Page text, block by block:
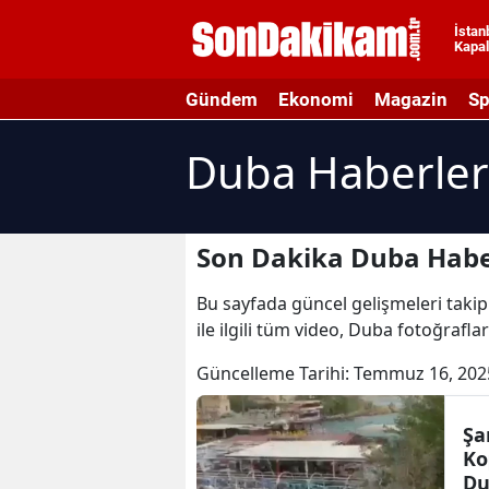
Gündem Ekonomi Magazin
Duba
Son Dakika Duba
Bu sayfada güncel gelişmeleri
ile ilgili tüm video, Duba
Güncelleme Tarihi: Temmuz 16,